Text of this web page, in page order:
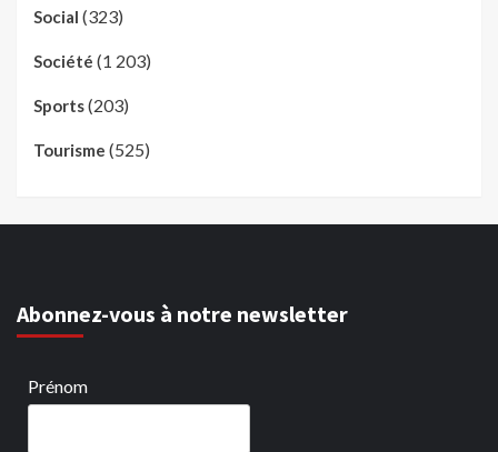
Social (323)
Société (1 203)
Sports(203)
Tourisme (525)
Abonnez-vous à notre newsletter
Prénom